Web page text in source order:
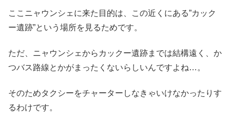
ここニャウンシェに来た目的は、この近くにある”カック
ー遺跡”という場所を見るためです。
ただ、ニャウンシェからカックー遺跡までは結構遠く、か
つバス路線とかがまったくないらしいんですよね…。
そのためタクシーをチャーターしなきゃいけなかったりす
るわけです。